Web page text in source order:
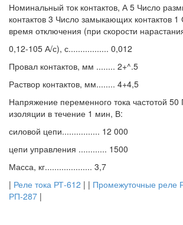
Номинальный ток контактов, А 5 Число
контактов 3 Число замыкающих контактов 1
время отключения (при скорости
0,12-105 А/с), с................. 0,012
Провал контактов, мм ........ 2+^.5
Раствор контактов, мм........ 4+4,5
Напряжение переменного тока частотой
изоляции в течение 1 мин, В:
силовой цепи................ 12 000
цепи управления ............ 1500
Масса, кг.................... 3,7
| Реле тока РТ-612 | | Промежуточные реле
РП-287 |